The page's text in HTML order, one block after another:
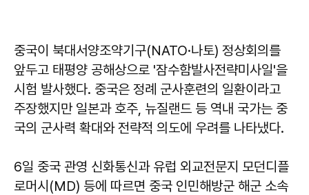
중국이 북대서양조약기구(NATO·나토) 정상회의를
앞두고 태평양 공해상으로 '잠수함발사전략미사일'을
시험 발사했다. 중국은 정례 군사훈련의 일환이라고
주장했지만 일본과 호주, 뉴질랜드 등 역내 국가는 중
국의 군사력 확대와 전략적 의도에 우려를 나타냈다.
6일 중국 관영 신화통신과 유럽 외교전문지 모던디플
로머시(MD) 등에 따르면 중국 인민해방군 해군 소속